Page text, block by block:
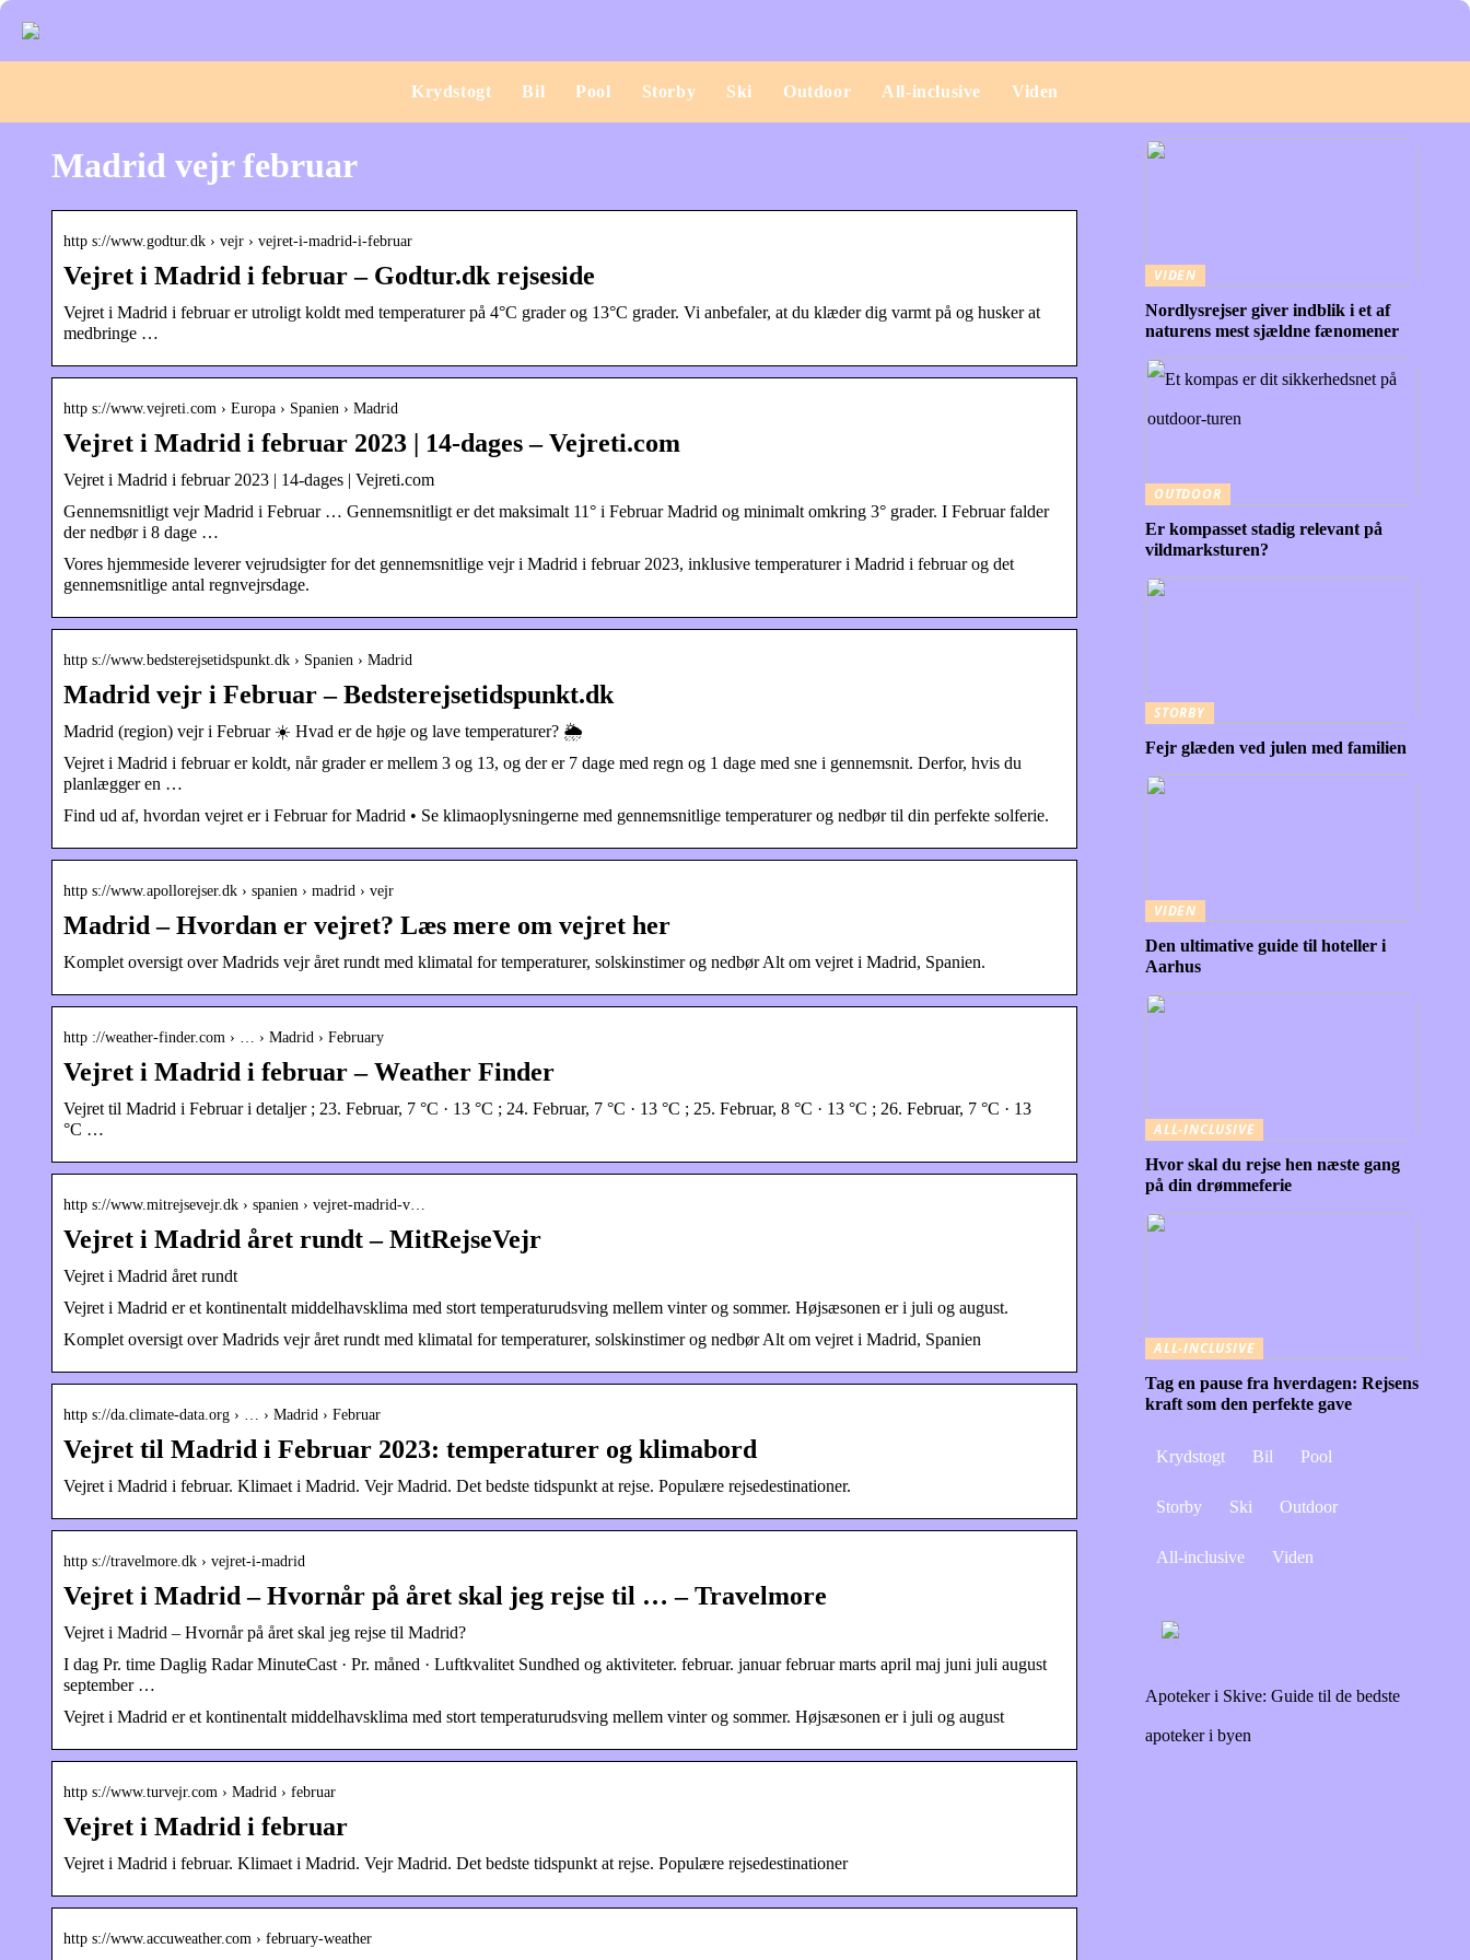
Krydstogt Bil Pool Storby Ski Outdoor All-inclusive Viden
Madrid vejr februar
http s://www.godtur.dk › vejr › vejret-i-madrid-i-februar
Vejret i Madrid i februar – Godtur.dk rejseside
Vejret i Madrid i februar er utroligt koldt med temperaturer på 4°C grader og 13°C grader. Vi anbefaler, at du klæder dig varmt på og husker at
medbringe …
http s://www.vejreti.com › Europa › Spanien › Madrid
Vejret i Madrid i februar 2023 | 14-dages – Vejreti.com
Vejret i Madrid i februar 2023 | 14-dages | Vejreti.com
Gennemsnitligt vejr Madrid i Februar … Gennemsnitligt er det maksimalt 11° i Februar Madrid og minimalt omkring 3° grader. I Februar falder
der nedbør i 8 dage …
Vores hjemmeside leverer vejrudsigter for det gennemsnitlige vejr i Madrid i februar 2023, inklusive temperaturer i Madrid i februar og det
gennemsnitlige antal regnvejrsdage.
http s://www.bedsterejsetidspunkt.dk › Spanien › Madrid
Madrid vejr i Februar – Bedsterejsetidspunkt.dk
Madrid (region) vejr i Februar ☀️ Hvad er de høje og lave temperaturer? 🌦️
Vejret i Madrid i februar er koldt, når grader er mellem 3 og 13, og der er 7 dage med regn og 1 dage med sne i gennemsnit. Derfor, hvis du
planlægger en …
Find ud af, hvordan vejret er i Februar for Madrid • Se klimaoplysningerne med gennemsnitlige temperaturer og nedbør til din perfekte solferie.
http s://www.apollorejser.dk › spanien › madrid › vejr
Madrid – Hvordan er vejret? Læs mere om vejret her
Komplet oversigt over Madrids vejr året rundt med klimatal for temperaturer, solskinstimer og nedbør Alt om vejret i Madrid, Spanien.
http ://weather-finder.com › … › Madrid › February
Vejret i Madrid i februar – Weather Finder
Vejret til Madrid i Februar i detaljer ; 23. Februar, 7 °C · 13 °C ; 24. Februar, 7 °C · 13 °C ; 25. Februar, 8 °C · 13 °C ; 26. Februar, 7 °C · 13
°C …
http s://www.mitrejsevejr.dk › spanien › vejret-madrid-v…
Vejret i Madrid året rundt – MitRejseVejr
Vejret i Madrid året rundt
Vejret i Madrid er et kontinentalt middelhavsklima med stort temperaturudsving mellem vinter og sommer. Højsæsonen er i juli og august.
Komplet oversigt over Madrids vejr året rundt med klimatal for temperaturer, solskinstimer og nedbør Alt om vejret i Madrid, Spanien
http s://da.climate-data.org › … › Madrid › Februar
Vejret til Madrid i Februar 2023: temperaturer og klimabord
Vejret i Madrid i februar. Klimaet i Madrid. Vejr Madrid. Det bedste tidspunkt at rejse. Populære rejsedestinationer.
http s://travelmore.dk › vejret-i-madrid
Vejret i Madrid – Hvornår på året skal jeg rejse til … – Travelmore
Vejret i Madrid – Hvornår på året skal jeg rejse til Madrid?
I dag Pr. time Daglig Radar MinuteCast · Pr. måned · Luftkvalitet Sundhed og aktiviteter. februar. januar februar marts april maj juni juli august
september …
Vejret i Madrid er et kontinentalt middelhavsklima med stort temperaturudsving mellem vinter og sommer. Højsæsonen er i juli og august
http s://www.turvejr.com › Madrid › februar
Vejret i Madrid i februar
Vejret i Madrid i februar. Klimaet i Madrid. Vejr Madrid. Det bedste tidspunkt at rejse. Populære rejsedestinationer
http s://www.accuweather.com › february-weather
VIDEN
Nordlysrejser giver indblik i et af
naturens mest sjældne fænomener
OUTDOOR
Er kompasset stadig relevant på
vildmarksturen?
STORBY
Fejr glæden ved julen med familien
VIDEN
Den ultimative guide til hoteller i
Aarhus
ALL-INCLUSIVE
Hvor skal du rejse hen næste gang
på din drømmeferie
ALL-INCLUSIVE
Tag en pause fra hverdagen: Rejsens
kraft som den perfekte gave
Krydstogt Bil Pool
Storby Ski Outdoor
All-inclusive Viden
Apoteker i Skive: Guide til de bedste
apoteker i byen